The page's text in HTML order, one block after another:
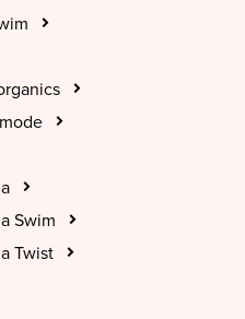
Swim
Twist